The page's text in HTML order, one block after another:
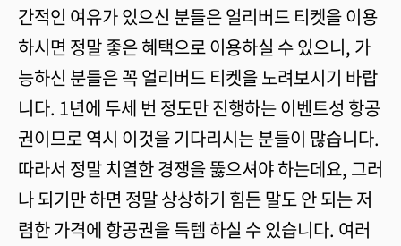
간적인 여유가 있으신 분들은 얼리버드 티켓을 이용
하시면 정말 좋은 혜택으로 이용하실 수 있으니, 가
능하신 분들은 꼭 얼리버드 티켓을 노려보시기 바랍
니다. 1년에 두세 번 정도만 진행하는 이벤트성 항공
권이므로 역시 이것을 기다리시는 분들이 많습니다.
따라서 정말 치열한 경쟁을 뚫으셔야 하는데요, 그러
나 되기만 하면 정말 상상하기 힘든 말도 안 되는 저
렴한 가격에 항공권을 득템 하실 수 있습니다. 여러